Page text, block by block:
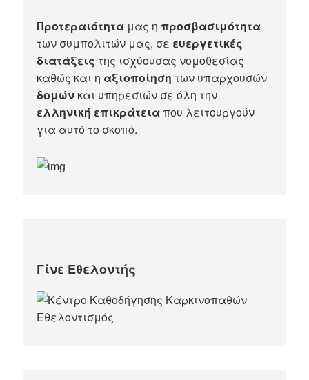
Προτεραιότητα μας ηπροσβασιμότητα
των συμπολιτών μας, σε ευεργετικές
διατάξεις της ισχύουσας νομοθεσίας
καθώς και η αξιοποίηση των υπαρχουσών
δομών και υπηρεσιών σε όλη την
ελληνική επικράτειαπου λειτουργούν
για αυτό το σκοπό.​
Γίνε Εθελοντής